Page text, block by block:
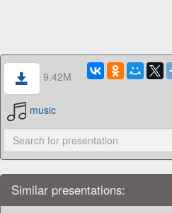
9.42M
music
Similar presentations: